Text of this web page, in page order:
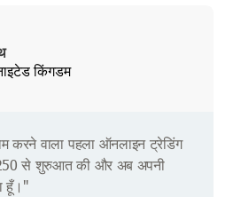
किंगडम
करने वाला पहला ऑनलाइन ट्रेडिंग
से शुरुआत की और अब अपनी
हूँ।"